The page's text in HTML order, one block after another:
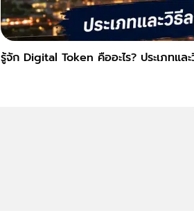
รู้จัก Digital Token คืออะไร? ประเภทแ